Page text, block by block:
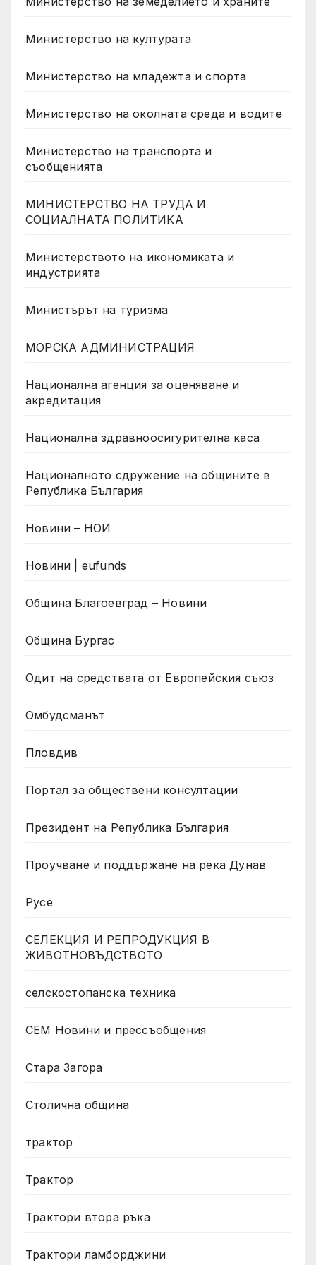
Министерство на културата
Министерство на младежта и спорта
Министерство на околната среда и водите
Министерство на транспорта и
съобщенията
МИНИСТЕРСТВО НА ТРУДА И
СОЦИАЛНАТА ПОЛИТИКА
Министерството на икономиката и
индустрията
Министърът на туризма
МОРСКА АДМИНИСТРАЦИЯ
Национална агенция за оценяване и
акредитация
Национална здравноосигурителна каса
Националното сдружение на общините в
Република България
Новини – НОИ
Новини | eufunds
Община Благоевград – Новини
Община Бургас
Одит на средствата от Европейския съюз
Омбудсманът
Пловдив
Портал за обществени консултации
Президент на Република България
Проучване и поддържане на река Дунав
Русе
СЕЛЕКЦИЯ И РЕПРОДУКЦИЯ В
ЖИВОТНОВЪДСТВОТО
селскостопанска техника
СЕМ Новини и прессъобщения
Стара Загора
Столична община
трактор
Трактор
Трактори втора ръка
Трактори ламборджини